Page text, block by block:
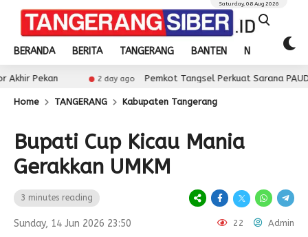
BERANDA BERITA TANGERANG BANTEN NASIONAL
Saturday, 08 Aug 2026
2 day ago Pemkot Tangsel Perkuat Sarana PAUD, Dorong
Home TANGERANG Kabupaten Tangerang
Bupati Cup Kicau Mania
Gerakkan UMKM
3 minutes reading
Sunday, 14 Jun 2026 23:50 22 Admin